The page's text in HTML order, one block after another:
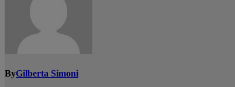
ByGilberta Simoni